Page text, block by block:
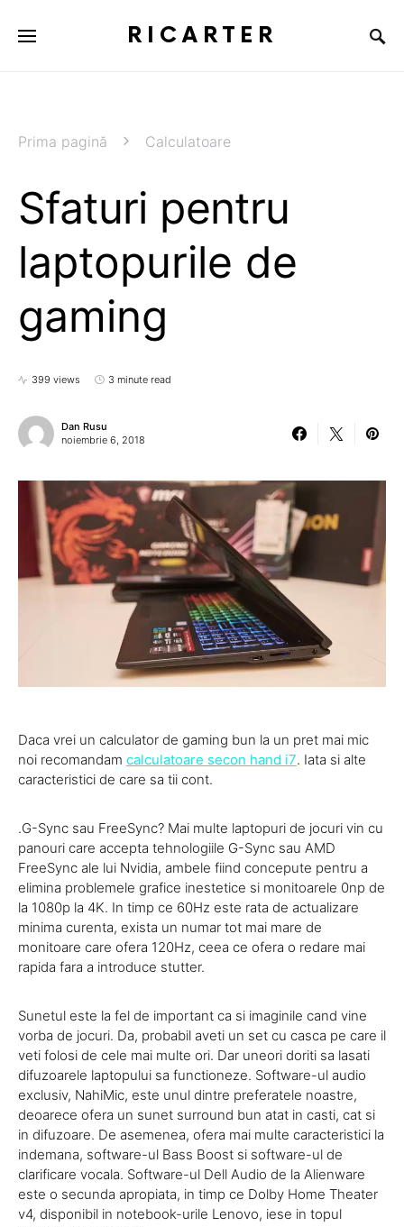
RICARTER
Prima pagină Calculatoare
Sfaturi pentru
laptopurile de
gaming
399 views 3 minute read
Dan Rusu
noiembrie 6, 2018
Daca vrei un calculator de gaming bun la un pret mai mic
noi recomandam calculatoare secon hand i7. Iata si alte
caracteristici de care sa tii cont.
.G-Sync sau FreeSync? Mai multe laptopuri de jocuri vin cu
panouri care accepta tehnologiile G-Sync sau AMD
FreeSync ale lui Nvidia, ambele fiind concepute pentru a
elimina problemele grafice inestetice si monitoarele 0np de
la 1080p la 4K. In timp ce 60Hz este rata de actualizare
minima curenta, exista un numar tot mai mare de
monitoare care ofera 120Hz, ceea ce ofera o redare mai
rapida fara a introduce stutter.
Sunetul este la fel de important ca si imaginile cand vine
vorba de jocuri. Da, probabil aveti un set cu casca pe care il
veti folosi de cele mai multe ori. Dar uneori doriti sa lasati
difuzoarele laptopului sa functioneze. Software-ul audio
exclusiv, NahiMic, este unul dintre preferatele noastre,
deoarece ofera un sunet surround bun atat in ​​casti, cat si
in difuzoare. De asemenea, ofera mai multe caracteristici la
indemana, software-ul Bass Boost si software-ul de
clarificare vocala. Software-ul Dell Audio de la Alienware
este o secunda apropiata, in timp ce Dolby Home Theater
v4, disponibil in notebook-urile Lenovo, iese in topul